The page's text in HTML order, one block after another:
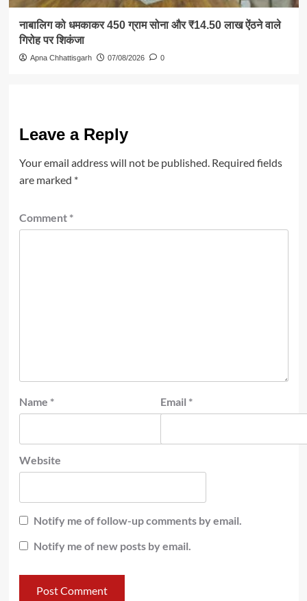
नाबालिग को धमकाकर 450 ग्राम सोना और ₹14.50 लाख ऐंठने वाले
गिरोह पर शिकंजा
Apna Chhattisgarh 07/08/2026 0
Leave a Reply
Your email address will not be published. Required fields
are marked *
Comment *
Name * Email *
Website
Notify me of follow-up comments by email.
Notify me of new posts by email.